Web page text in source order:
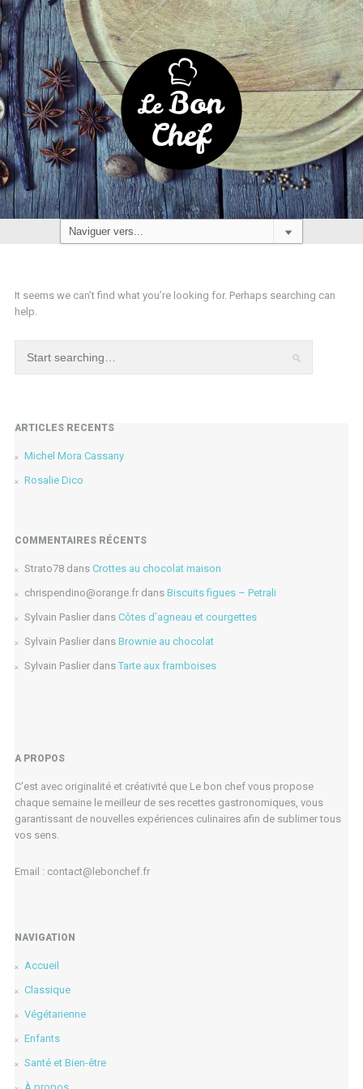
It seems we can’t find what you’re looking for. Perhaps searching can
help.
ARTICLES RÉCENTS
Michel Mora Cassany
Rosalie Dico
COMMENTAIRES RÉCENTS
Strato78dans Crottes au chocolat maison
chrispendino@orange.frdans Biscuits figues – Petrali
Sylvain Paslierdans Côtes d’agneau et courgettes
Sylvain Paslierdans Brownie au chocolat
Sylvain Paslierdans Tarte aux framboises
A PROPOS
C'est avec originalité et créativité que Le bon chef vous propose
chaque semaine le meilleur de ses recettes gastronomiques, vous
garantissant de nouvelles expériences culinaires afin de sublimer tous
vos sens.
Email : contact@lebonchef.fr
NAVIGATION
Accueil
Classique
Végétarienne
Enfants
Santé et Bien-être